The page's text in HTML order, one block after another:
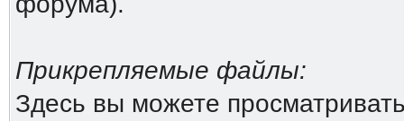
Прикрепляемые файлы:
Здесь вы можете